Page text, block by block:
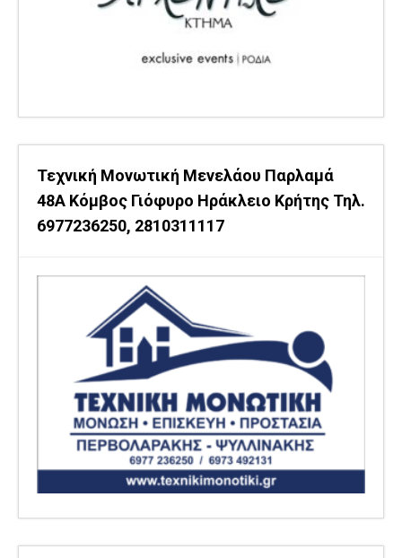
Τεχνική Μονωτική Μενελάου Παρλαμά
48Α Κόμβος Γιόφυρο Ηράκλειο Κρήτης Τηλ.
6977236250, 2810311117